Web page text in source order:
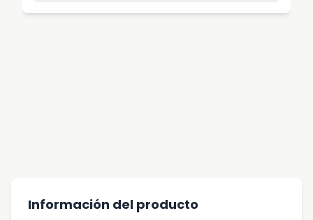
Información del producto